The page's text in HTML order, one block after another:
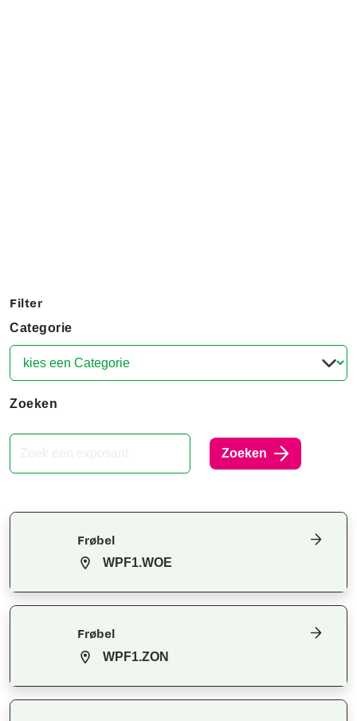
Filter
Categorie
Zoeken
Zoeken
Frøbel
WPF1.WOE
Frøbel
WPF1.ZON